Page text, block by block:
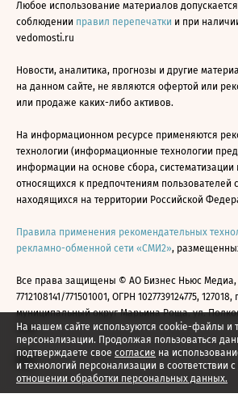
На нашем сайте используются cookie-файлы и
персонализации. Продолжая пользоваться
подтверждаете свое согласие на
и технологий персонализации в соответствии с
отношении обработки персональных данных.
Любое использование материалов
соблюдении правил перепечатки и при
vedomosti.ru
Новости, аналитика, прогнозы и другие
на данном сайте, не являются офертой или
или продаже каких-либо активов.
На информационном ресурсе применяются
технологии (информационные технологии
информации на основе сбора, систематизации
относящихся к предпочтениям пользователей
находящихся на территории Российской
Правила применения рекомендательных
рекламно-обменной сети «СМИ2»,
Все права защищены © АО Бизнес Ньюс
7712108141/771501001, ОГРН 1027739124775,
муниципальный округ Марьина Роща, ул.
2026